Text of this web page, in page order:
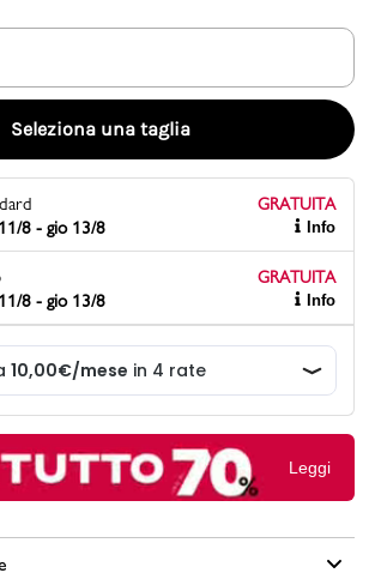
Seleziona una taglia
GRATUITA
8 - gio 13/8 Info
GRATUITA
8 - gio 13/8 Info
Leggi